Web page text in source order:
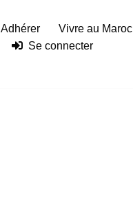
Adhérer Vivre au Maroc
Se connecter